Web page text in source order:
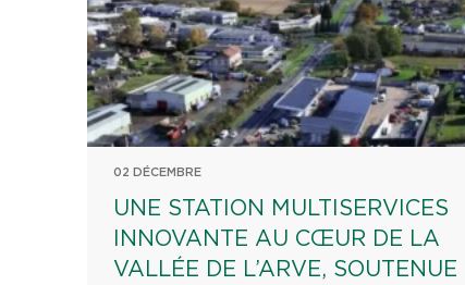
02 DÉCEMBRE
UNE STATION MULTISERVICES
INNOVANTE AU CŒUR DE LA
VALLÉE DE L’ARVE, SOUTENUE